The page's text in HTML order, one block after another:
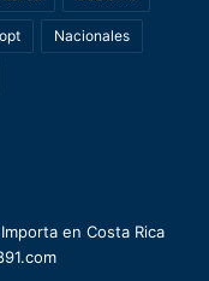
Nacionales
en Costa Rica